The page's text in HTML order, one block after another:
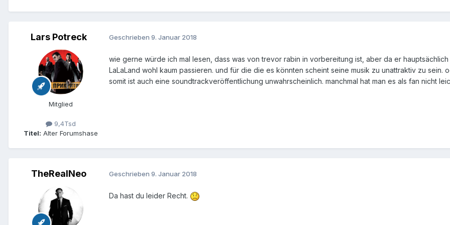
And yes, expect some more Williams, Horner, Goldsmith and Elfman this year...not to mention a
Lars Potreck
Mitglied
9,4Tsd
Titel: Alter Forumshase
Geschrieben 9. Januar 2018
wie gerne würde ich mal lesen, dass was von trevor rabin in vorbereitung ist, aber da er
LaLaLand wohl kaum passieren. und für die die es könnten scheint seine musik zu unattraktiv zu
somit ist auch eine soundtrackveröffentlichung unwahrscheinlich. manchmal hat man es als fan nicht
TheRealNeo Geschrieben 9. Januar 2018
Da hast du leider Recht.